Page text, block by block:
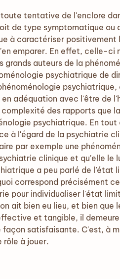
tentative de l'enclore
de type symptomatique ou
à caractériser
emparer. En effet, celle-ci
auteurs de la
psychiatrique de
adéquation avec l'être de
des rapports que la
psychiatrique. En
à l'égard de la psychiatrie
par exemple une
clinique et qu'elle le
a peu parlé de l’état
correspond précisément
pour individualiser l'état
ait bien eu lieu, et bien que
et tangible, il
satisfaisante. C'est, à
rôle à jouer.